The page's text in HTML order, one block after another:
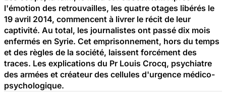
l'émotion des retrouvailles, les quatre otages libérés le
19 avril 2014, commencent à livrer le récit de leur
captivité. Au total, les journalistes ont passé dix mois
enfermés en Syrie. Cet emprisonnement, hors du temps
et des règles de la société, laissent forcément des
traces. Les explications du Pr Louis Crocq, psychiatre
des armées et créateur des cellules d'urgence médico-
psychologique.